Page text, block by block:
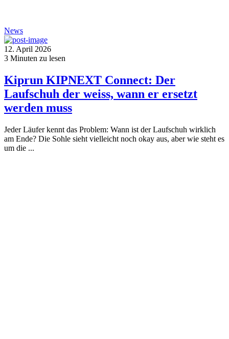
News
12. April 2026
3 Minuten zu lesen
Kiprun KIPNEXT Connect: Der
Laufschuh der weiss, wann er ersetzt
werden muss
Jeder Läufer kennt das Problem: Wann ist der Laufschuh wirklich
am Ende? Die Sohle sieht vielleicht noch okay aus, aber wie steht es
um die ...